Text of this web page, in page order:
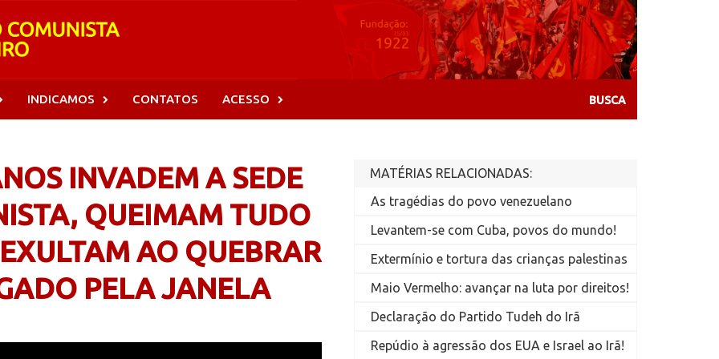
INDICAMOS CONTATOS ACESSO
INVADEM A SEDE
QUEIMAM TUDO
AO QUEBRAR
PELA JANELA
MATÉRIAS RELACIONADAS:
As tragédias do povo venezuelano
Levantem-se com Cuba, povos do mundo!
Extermínio e tortura das crianças palestinas
Maio Vermelho: avançar na luta por direitos!
Declaração do Partido Tudeh do Irã
Repúdio à agressão dos EUA e Israel ao Irã!